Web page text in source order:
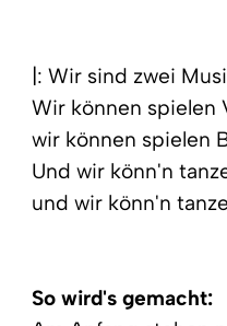
|: Wir sind zwei
Wir können
wir können spielen
Und wir könn'n
und wir könn'n
So wird's gemacht: